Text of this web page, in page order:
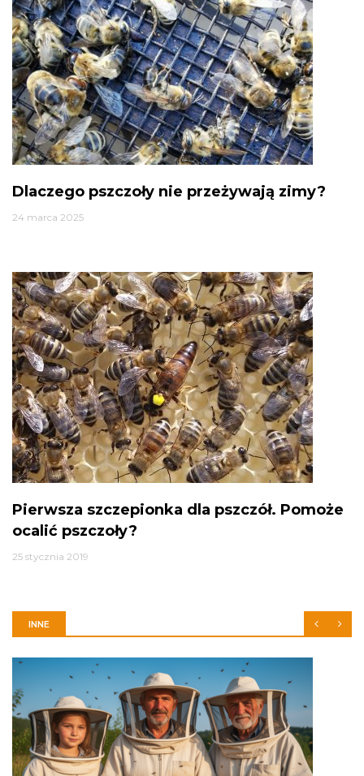
Dlaczego pszczoły nie przeżywają zimy?
24 marca 2025
Pierwsza szczepionka dla pszczół. Pomoże
ocalić pszczoły?
25 stycznia 2019
INNE